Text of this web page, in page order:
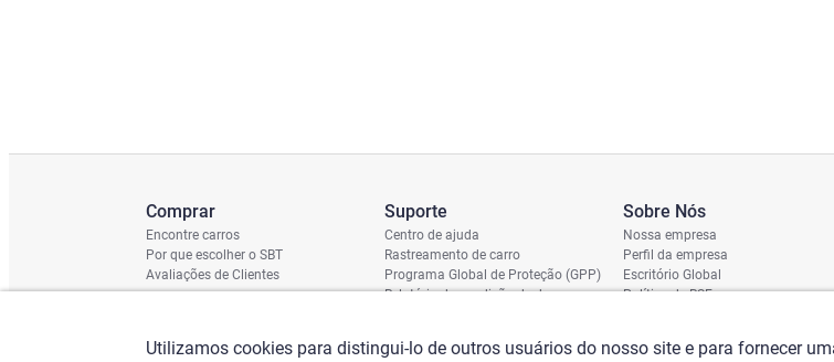
Comprar
Encontre carros
Por que escolher o SBT
Avaliações de Clientes
Suporte
Centro de ajuda
Rastreamento de carro
Programa Global de Proteção (GPP)
Relatório de condição de dano
Sobre Nós
Nossa empresa
Perfil da empresa
Escritório Global
Política de RSE
Utilizamos cookies para distingui-lo de outros usuários do nosso site e para fornecer